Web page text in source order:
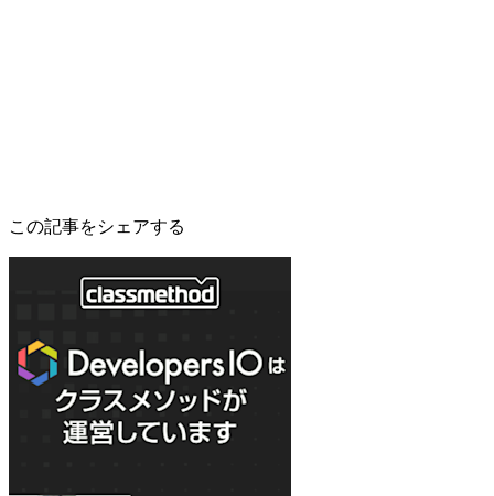
この記事をシェアする